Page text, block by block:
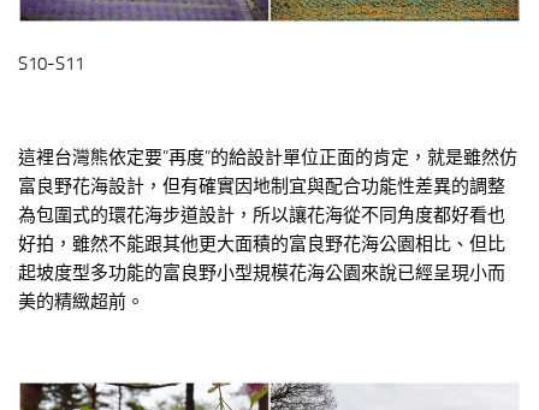
S10-S11
這裡台灣熊依定要”再度”的給設計單位正面的肯定，就是雖然仿
富良野花海設計，但有確實因地制宜與配合功能性差異的調整
為包圍式的環花海步道設計，所以讓花海從不同角度都好看也
好拍，雖然不能跟其他更大面積的富良野花海公園相比、但比
起坡度型多功能的富良野小型規模花海公園來說已經呈現小而
美的精緻超前。